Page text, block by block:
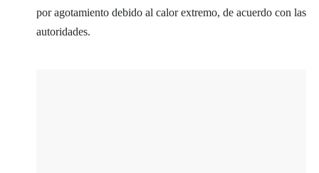
por agotamiento debido al calor extremo, de acuerdo con las
autoridades.